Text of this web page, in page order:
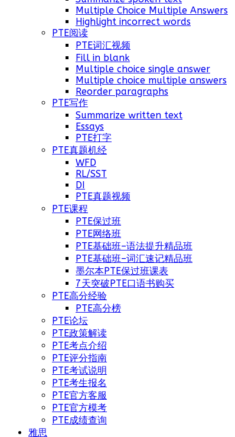
Multiple Choice Multiple Answers
Highlight incorrect words
PTE阅读
PTE词汇视频
Fill in blank
Multiple choice single answer
Multiple choice multiple answers
Reorder paragraphs
PTE写作
Summarize written text
Essays
PTE打字
PTE真题机经
WFD
RL/SST
DI
PTE真题视频
PTE课程
PTE保过班
PTE网络班
PTE基础班–语法提升精品班
PTE基础班–词汇速记精品班
墨尔本PTE保过班课表
7天突破PTE口语书购买
PTE高分经验
PTE高分榜
PTE论坛
PTE政策解读
PTE考点介绍
PTE评分指南
PTE考试说明
PTE考生报名
PTE官方客服
PTE官方模考
PTE成绩查询
雅思